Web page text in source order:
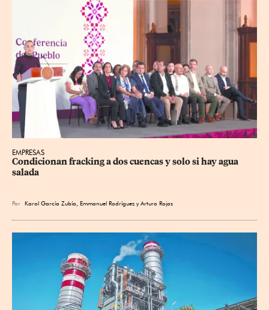
EMPRESAS
Condicionan fracking a dos cuencas y solo si hay agua
salada
Por Karol García Zubía Emmanuel Rodríguez yArturo Rojas